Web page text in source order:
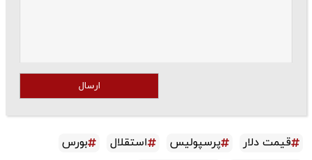
ارسال
قیمت دلار پرسپولیس استقلال
بورس